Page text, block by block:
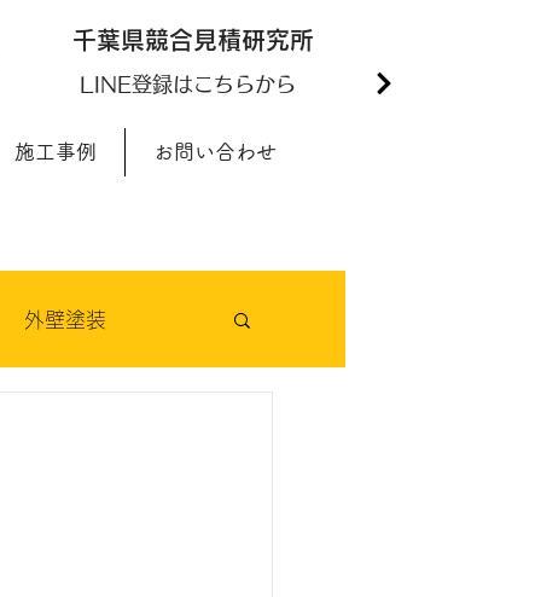
千葉県競合見積研究所
LINE登録はこちらから
施工事例 お問い合わせ
外壁塗装